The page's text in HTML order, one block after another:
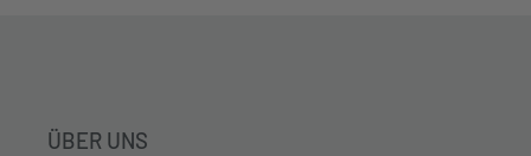
ÜBER UNS